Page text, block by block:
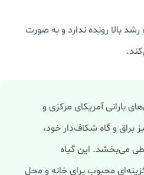
رشد بالا رونده ندارد و به صورت
بارانی آمریکای مرکزی و
و گاه شکاف‌دار خود،
می‌بخشد. این گیاه
محبوب برای خانه و محل